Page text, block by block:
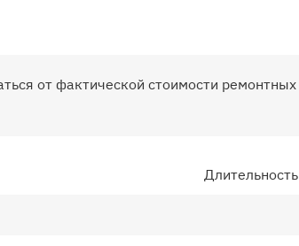
от фактической стоимости